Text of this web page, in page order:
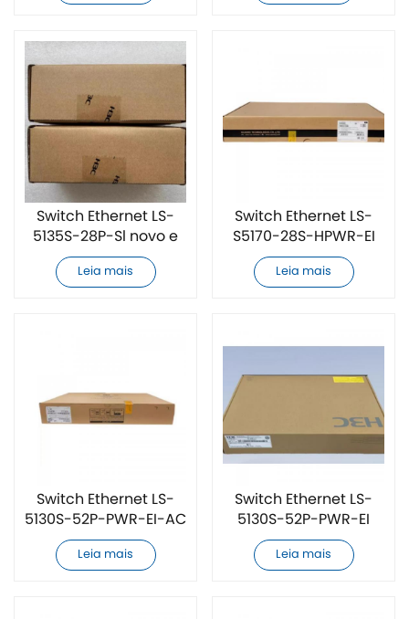
Switch Ethernet LS-
5135S-28P-Sl novo e
original
Leia mais
Switch Ethernet LS-
S5170-28S-HPWR-EI
novo e original
Leia mais
Switch Ethernet LS-
5130S-52P-PWR-EI-AC
novo e original
Leia mais
Switch Ethernet LS-
5130S-52P-PWR-EI
novo e original
Leia mais